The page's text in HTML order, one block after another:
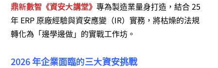
鼎新數智《資安大講堂》專為製造業量身打造，結合 25
年 ERP 原廠經驗與資安應變（IR）實務，將枯燥的法規
轉化為「邊學邊做」的實戰工作坊。
2026 年企業面臨的三大資安挑戰